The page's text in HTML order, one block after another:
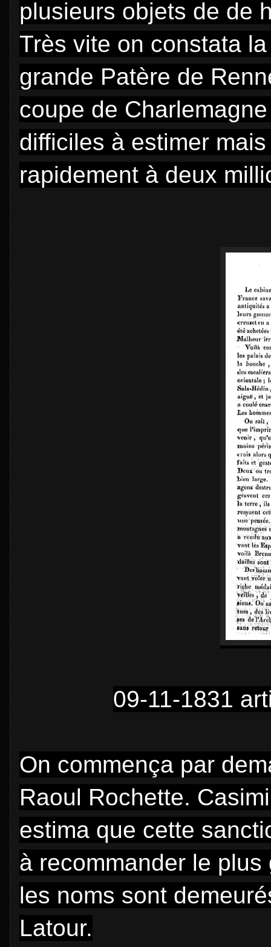
plusieurs objets de de
Très vite on constata
grande Patère de
coupe de
difficiles à estimer
rapidement à deux
09-11-1831
On commença par
Raoul Rochette.
estima que cette
à recommander le
les noms sont
Latour.